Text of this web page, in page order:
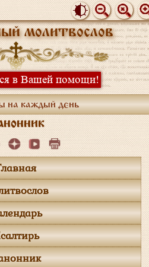
молитвослов
в Вашей помощи!
на каждый день